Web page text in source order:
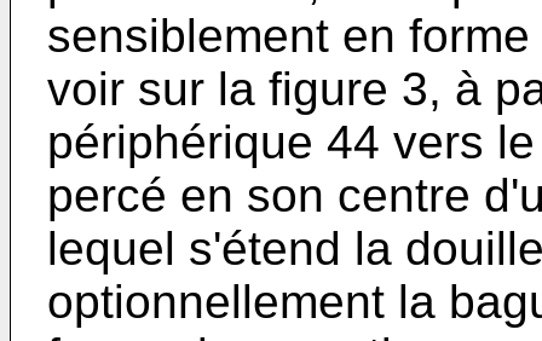
sensiblement en
voir sur la figure 3, à
périphérique 44 vers
percé en son centre
lequel s'étend la
optionnellement la